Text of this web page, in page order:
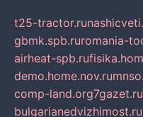
t25-tractor.ru
gbmk.spb.ruromania-
airheat-spb.ru
demo.home.nov.ru
comp-land.org7gazet.ru
bulgarianedvizhimost.ru